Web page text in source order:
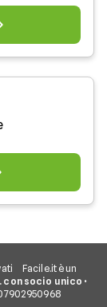
Facile.it è un
con socio unico •
07902950968